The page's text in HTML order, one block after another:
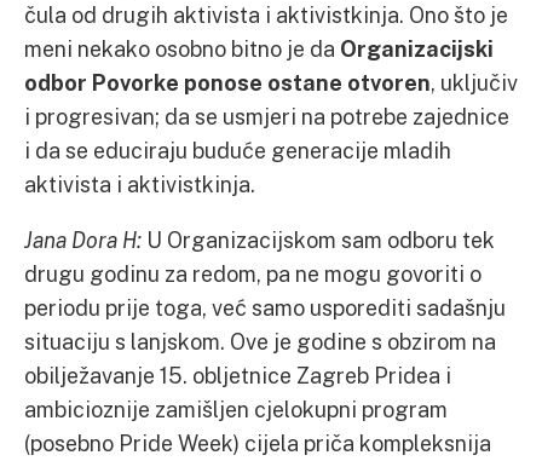
čula od drugih aktivista i aktivistkinja. Ono što je
meni nekako osobno bitno je da Organizacijski
odbor Povorke ponose ostane otvoren, uključiv
i progresivan; da se usmjeri na potrebe zajednice
i da se educiraju buduće generacije mladih
aktivista i aktivistkinja.
Jana Dora H: U Organizacijskom sam odboru tek
drugu godinu za redom, pa ne mogu govoriti o
periodu prije toga, već samo usporediti sadašnju
situaciju s lanjskom. Ove je godine s obzirom na
obilježavanje 15. obljetnice Zagreb Pridea i
ambicioznije zamišljen cjelokupni program
(posebno Pride Week) cijela priča kompleksnija